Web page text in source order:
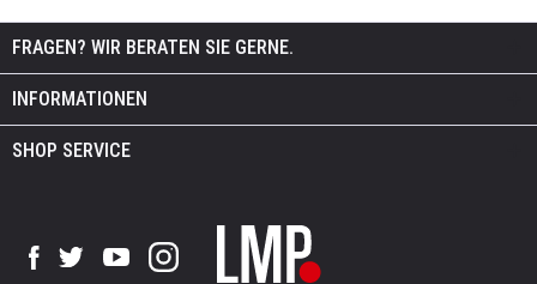
FRAGEN? WIR BERATEN SIE GERNE.
INFORMATIONEN
SHOP SERVICE